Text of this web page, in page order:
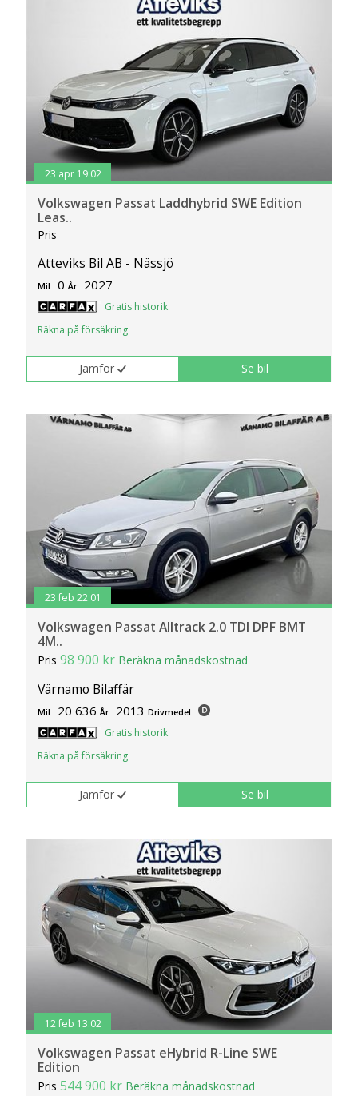
23 apr 19:02
Volkswagen Passat Laddhybrid SWE Edition
Leas..
Pris
Atteviks Bil AB - Nässjö
Mil: 0 År: 2027
Gratis historik
Räkna på försäkring
Jämför Se bil
23 feb 22:01
Volkswagen Passat Alltrack 2.0 TDI DPF BMT
4M..
Pris98 900 kr Beräkna månadskostnad
Värnamo Bilaffär
Mil: 20 636 År: 2013 Drivmedel:
Gratis historik
Räkna på försäkring
Jämför Se bil
12 feb 13:02
Volkswagen Passat eHybrid R-Line SWE
Edition
Pris544 900 kr Beräkna månadskostnad